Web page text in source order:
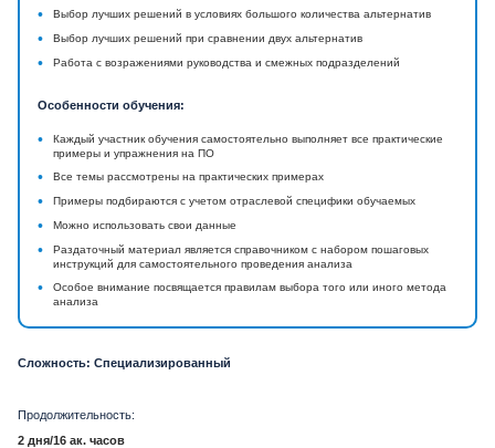
• Выбор лучших решений в условиях большого количества альтернатив
• Выбор лучших решений при сравнении двух альтернатив
• Работа с возражениями руководства и смежных подразделений
Особенности обучения:
•
Каждый участник обучения самостоятельно выполняет все практические
примеры и упражнения на ПО
• Все темы рассмотрены на практических примерах
• Примеры подбираются с учетом отраслевой специфики обучаемых
• Можно использовать свои данные
•
Раздаточный материал является справочником с набором пошаговых
инструкций для самостоятельного проведения анализа
•
Особое внимание посвящается правилам выбора того или иного метода
анализа
Сложность: Специализированный
Продолжительность:
2 дня/16 ак. часов